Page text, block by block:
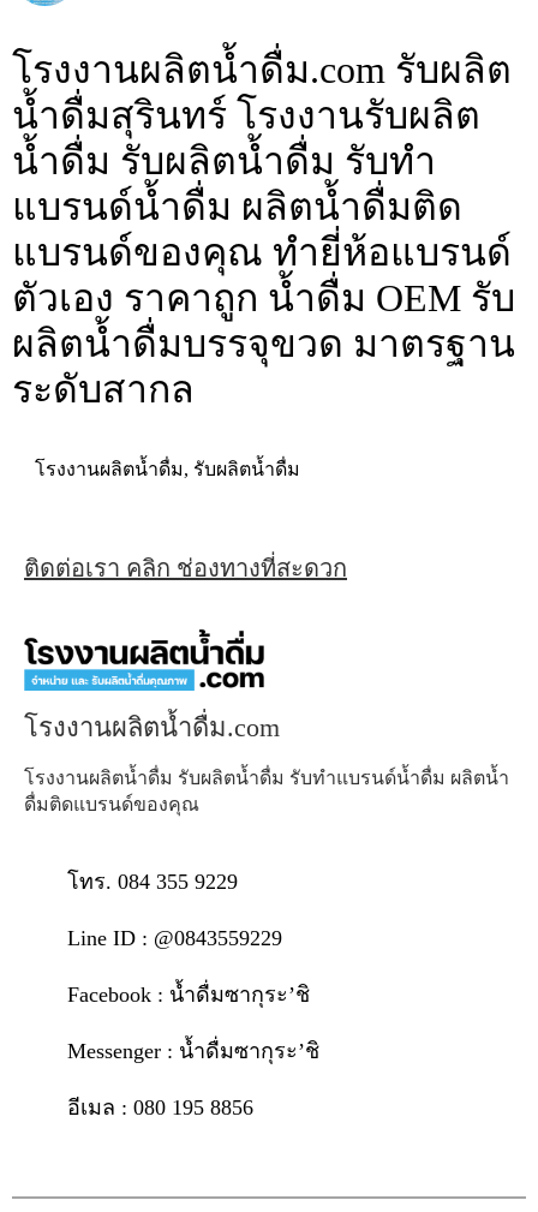
โรงงานผลิตน้ำดื่ม.com รับผลิต
น้ำดื่มสุรินทร์ โรงงานรับผลิต
น้ำดื่ม รับผลิตน้ำดื่ม รับทำ
แบรนด์น้ำดื่ม ผลิตน้ำดื่มติด
แบรนด์ของคุณ ทำยี่ห้อแบรนด์
ตัวเอง ราคาถูก น้ำดื่ม OEM รับ
ผลิตน้ำดื่มบรรจุขวด มาตรฐาน
ระดับสากล
โรงงานผลิตน้ำดื่ม, รับผลิตน้ำดื่ม
ติดต่อเรา คลิก ช่องทางที่สะดวก
โรงงานผลิตน้ำดื่ม.com
โรงงานผลิตน้ำดื่ม รับผลิตน้ำดื่ม รับทำแบรนด์น้ำดื่ม ผลิตน้ำ
ดื่มติดแบรนด์ของคุณ
โทร. 084 355 9229
Line ID : @0843559229
Facebook : น้ำดื่มซากุระ’ชิ
Messenger : น้ำดื่มซากุระ’ชิ
อีเมล : 080 195 8856